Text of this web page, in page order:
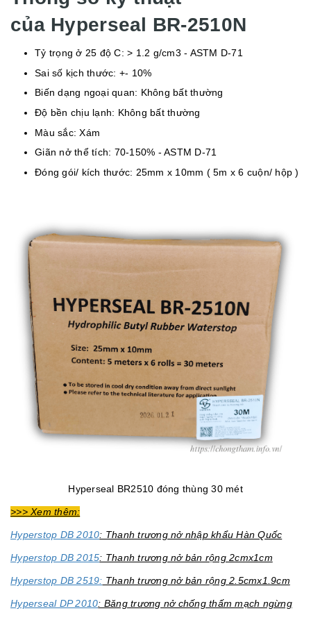
của Hyperseal BR-2510N
Tỷ trọng ở 25 độ C: > 1.2 g/cm3 - ASTM D-71
Sai số kịch thước: +- 10%
Biến dạng ngoại quan: Không bất thường
Độ bền chịu lạnh: Không bất thường
Màu sắc: Xám
Giãn nở thể tích: 70-150% - ASTM D-71
Đóng gói/ kích thước: 25mm x 10mm ( 5m x 6 cuộn/ hộp )
Hyperseal BR2510 đóng thùng 30 mét
>>> Xem thêm:
Hyperstop DB 2010: Thanh trương nở nhập khẩu Hàn Quốc
Hyperstop DB 2015: Thanh trương nở bản rộng 2cmx1cm
Hyperstop DB 2519: Thanh trương nở bản rộng 2.5cmx1.9cm
Hyperseal DP 2010: Băng trương nở chống thấm mạch ngừng